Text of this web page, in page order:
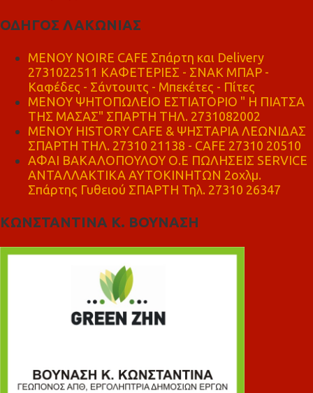
ΟΔΗΓΟΣ ΛΑΚΩΝΙΑΣ
MENOY NOIRE CAFE Σπάρτη και Delivery
2731022511 ΚΑΦΕΤΕΡΙΕΣ - ΣΝΑΚ ΜΠΑΡ -
Καφέδες - Σάντουιτς - Μπεκέτες - Πίτες
ΜΕΝΟΥ ΨΗΤΟΠΩΛΕΙΟ ΕΣΤΙΑΤΟΡΙΟ " Η ΠΙΑΤΣΑ
ΤΗΣ ΜΑΣΑΣ" ΣΠΑΡΤΗ ΤΗΛ. 2731082002
ΜΕΝΟΥ HISTORY CAFE & ΨΗΣΤΑΡΙΑ ΛΕΩΝΙΔΑΣ
ΣΠΑΡΤΗ ΤΗΛ. 27310 21138 - CAFE 27310 20510
ΑΦΑΙ ΒΑΚΑΛΟΠΟΥΛΟΥ Ο.Ε ΠΩΛΗΣΕΙΣ SERVICE
ΑΝΤΑΛΛΑΚΤΙΚΑ ΑΥΤΟΚΙΝΗΤΩΝ 2οχλμ.
Σπάρτης Γυθειού ΣΠΑΡΤΗ Τηλ. 27310 26347
ΚΩΝΣΤΑΝΤΙΝΑ Κ. ΒΟΥΝΑΣΗ